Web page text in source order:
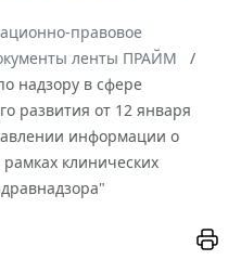
правовое
ленты ПРАЙМ
надзору в сфере
развития от 12 января
информации о
клинических